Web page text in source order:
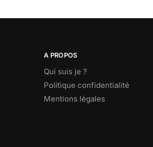
A PROPOS
Qui suis je ?
Politique confidentialité
Mentions légales